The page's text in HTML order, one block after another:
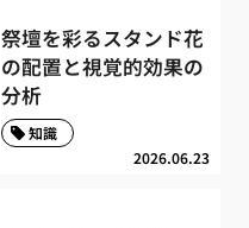
祭壇を彩るスタンド花
の配置と視覚的効果の
分析
2026.06.23
知識